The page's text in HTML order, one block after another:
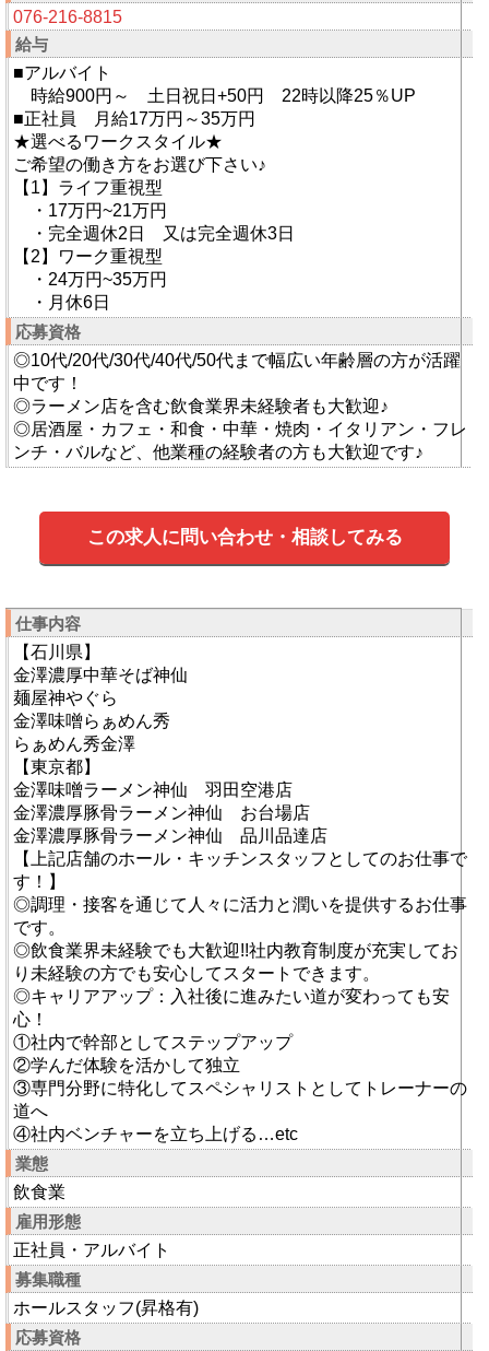
076-216-8815
給与
■アルバイト
時給900円～ 土日祝日+50円 22時以降25％UP
■正社員 月給17万円～35万円
★選べるワークスタイル★
ご希望の働き方をお選び下さい♪
【1】ライフ重視型
・17万円~21万円
・完全週休2日 又は完全週休3日
【2】ワーク重視型
・24万円~35万円
・月休6日
応募資格
◎10代/20代/30代/40代/50代まで幅広い年齢層の方が活躍
中です！
◎ラーメン店を含む飲食業界未経験者も大歓迎♪
◎居酒屋・カフェ・和食・中華・焼肉・イタリアン・フレ
ンチ・バルなど、他業種の経験者の方も大歓迎です♪
この求人に問い合わせ・相談してみる
仕事内容
【石川県】
金澤濃厚中華そば神仙
麺屋神やぐら
金澤味噌らぁめん秀
らぁめん秀金澤
【東京都】
金澤味噌ラーメン神仙 羽田空港店
金澤濃厚豚骨ラーメン神仙 お台場店
金澤濃厚豚骨ラーメン神仙 品川品達店
【上記店舗のホール・キッチンスタッフとしてのお仕事で
す！】
◎調理・接客を通じて人々に活力と潤いを提供するお仕事
です。
◎飲食業界未経験でも大歓迎!!社内教育制度が充実してお
り未経験の方でも安心してスタートできます。
◎キャリアアップ：入社後に進みたい道が変わっても安
心！
①社内で幹部としてステップアップ
②学んだ体験を活かして独立
③専門分野に特化してスペシャリストとしてトレーナーの
道へ
④社内ベンチャーを立ち上げる…etc
業態
飲食業
雇用形態
正社員・アルバイト
募集職種
ホールスタッフ(昇格有)
応募資格